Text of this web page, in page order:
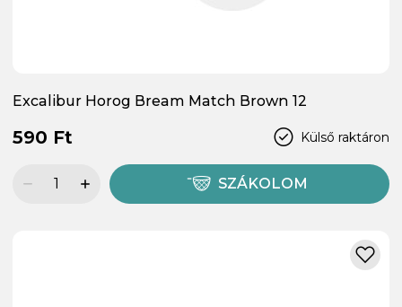
Excalibur Horog Bream Match Brown 12
Külső raktáron
590 Ft
SZÁKOLOM